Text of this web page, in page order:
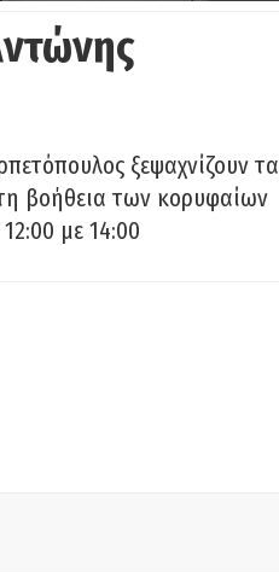
ξεψαχνίζουν τα
βοήθεια των κορυφαίων
με 14:00